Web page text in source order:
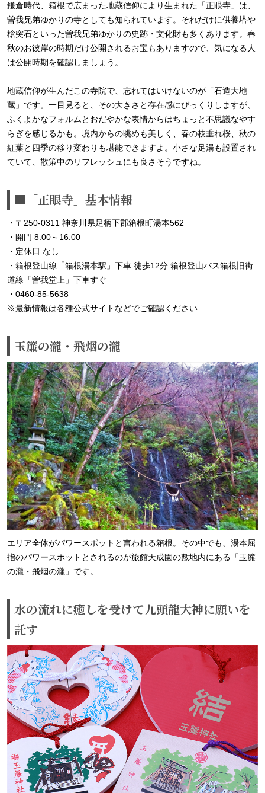
鎌倉時代、箱根で広まった地蔵信仰により生まれた「正眼寺」は、
曽我兄弟ゆかりの寺としても知られています。それだけに供養塔や
槍突石といった曽我兄弟ゆかりの史跡・文化財も多くあります。春
秋のお彼岸の時期だけ公開されるお宝もありますので、気になる人
は公開時期を確認しましょう。
地蔵信仰が生んだこの寺院で、忘れてはいけないのが「石造大地
蔵」です。一目見ると、その大きさと存在感にびっくりしますが、
ふくよかなフォルムとおだやかな表情からはちょっと不思議なやす
らぎを感じるかも。境内からの眺めも美しく、春の枝垂れ桜、秋の
紅葉と四季の移り変わりも堪能できますよ。小さな足湯も設置され
ていて、散策中のリフレッシュにも良さそうですね。
■「正眼寺」基本情報
・〒250-0311 神奈川県足柄下郡箱根町湯本562
・開門 8:00～16:00
・定休日 なし
・箱根登山線「箱根湯本駅」下車 徒歩12分 箱根登山バス箱根旧街
道線「曽我堂上」下車すぐ
・0460-85-5638
※最新情報は各種公式サイトなどでご確認ください
玉簾の瀧・飛烟の瀧
エリア全体がパワースポットと言われる箱根。その中でも、湯本屈
指のパワースポットとされるのが旅館天成園の敷地内にある「玉簾
の瀧・飛烟の瀧」です。
水の流れに癒しを受けて九頭龍大神に願いを
託す